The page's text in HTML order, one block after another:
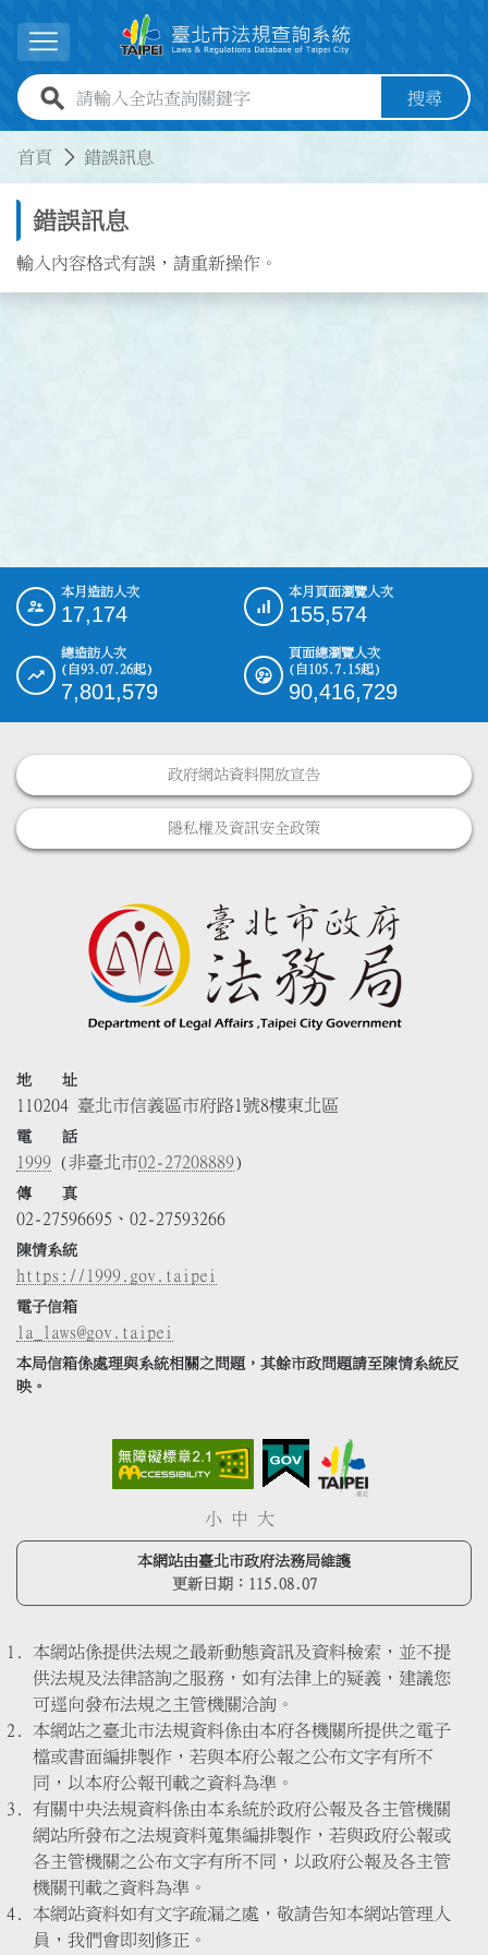
展開選單
全站查詢關鍵字欄位 搜尋
首頁 錯誤訊息
錯誤訊息
輸入內容格式有誤，請重新操作。
::: 本月造訪人次
17,174
本月頁面瀏覽人次
155,574
總造訪人次
(自93.07.26起)
7,801,579
頁面總瀏覽人次
(自105.7.15起)
90,416,729
政府網站資料開放宣告
隱私權及資訊安全政策
地 址
110204 臺北市信義區市府路1號8樓東北區
電 話
1999 (非臺北市02-27208889)
傳 真
02-27596695、02-27593266
陳情系統
https://1999.gov.taipei
電子信箱
la_laws@gov.taipei
本局信箱係處理與系統相關之問題，其餘市政問題請至陳情系統反
映。
小 中 大
本網站由臺北市政府法務局維護
更新日期： 115.08.07
本網站係提供法規之最新動態資訊及資料檢索，並不提
供法規及法律諮詢之服務，如有法律上的疑義，建議您
可逕向發布法規之主管機關洽詢。
本網站之臺北市法規資料係由本府各機關所提供之電子
檔或書面編排製作，若與本府公報之公布文字有所不
同，以本府公報刊載之資料為準。
有關中央法規資料係由本系統於政府公報及各主管機關
網站所發布之法規資料蒐集編排製作，若與政府公報或
各主管機關之公布文字有所不同，以政府公報及各主管
機關刊載之資料為準。
本網站資料如有文字疏漏之處，敬請告知本網站管理人
員，我們會即刻修正。